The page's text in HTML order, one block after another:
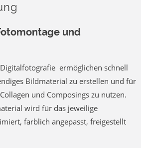
und
ermöglichen schnell
Bildmaterial zu erstellen und für
und Composings zu nutzen.
wird für das jeweilige
farblich angepasst, freigestellt